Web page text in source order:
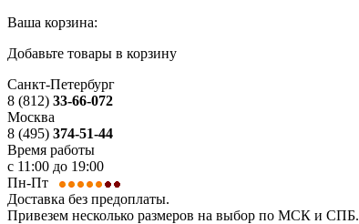
Ваша корзина:
Добавьте товары в корзину
Санкт-Петербург
8 (812) 33-66-072
Москва
8 (495) 374-51-44
Время работы
с 11:00 до 19:00
Пн-Пт
Доставка без предоплаты.
Привезем несколько размеров на выбор по МСК и СПБ.